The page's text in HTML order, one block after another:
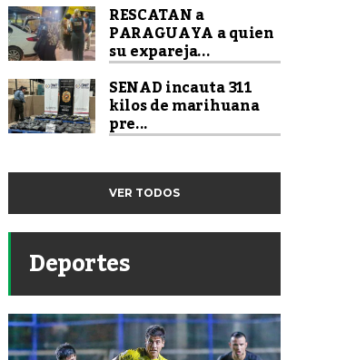
RESCATAN a
PARAGUAYA a quien
su expareja...
SENAD incauta 311
kilos de marihuana
pre...
VER TODOS
Deportes